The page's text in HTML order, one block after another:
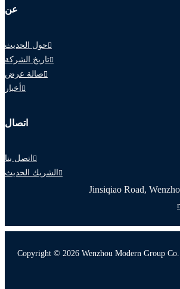
عن
حول الحديث
تاريخ الشركة
صالة عرض
أخبار
اتصال
اتصل بنا
الشريك الحديث
Copyright © 2026 Wenzhou Modern Group